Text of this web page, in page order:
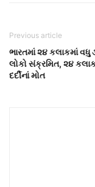
Previous article
ભારતમાં ૨૪ કલાકમાં વધુ
લોકો સંક્રમિત, ૨૪
દર્દીનાં મોત